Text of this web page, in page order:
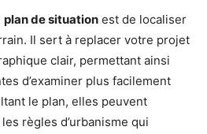
plan de situation est de localiser
Il sert à replacer votre projet
clair, permettant ainsi
d’examiner plus facilement
le plan, elles peuvent
règles d’urbanisme qui